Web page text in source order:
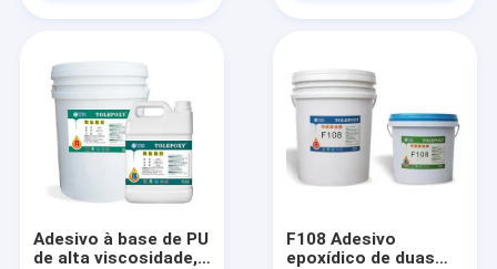
Adesivo à base de PU
de alta viscosidade,
F108 Adesivo
epoxídico de duas